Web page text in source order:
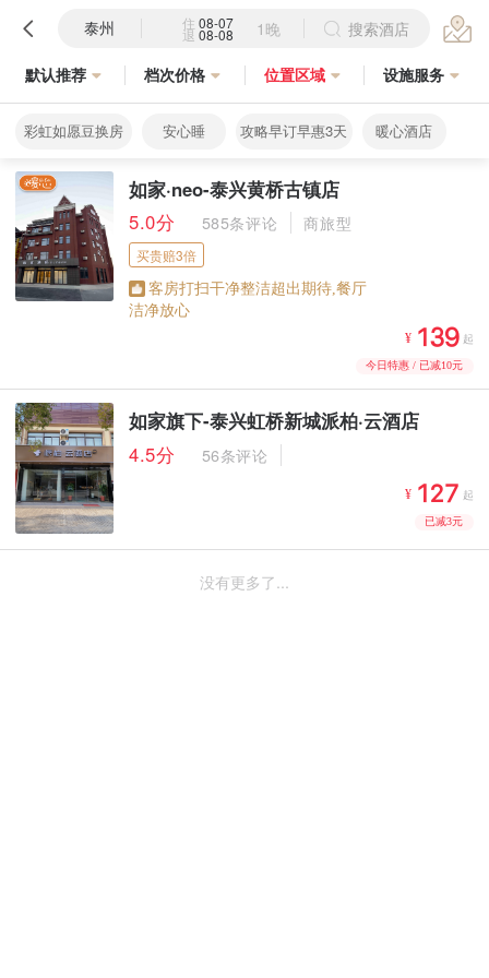
泰州 住 08-07
退 08-08 1晚 搜索酒店
默认推荐 档次价格 位置区域 设施服务
彩虹如愿豆换房 安心睡 攻略早订早惠3天 暖心酒店
如家·neo-泰兴黄桥古镇店
5.0分
585条评论 商旅型
买贵赔3倍
客房打扫干净整洁超出期待,餐厅
洁净放心
¥   起
今日特惠 / 已减10元
如家旗下-泰兴虹桥新城派柏·云酒店
4.5分
56条评论
¥    起
已减3元
没有更多了...